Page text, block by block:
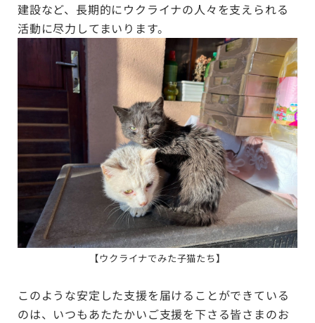
建設など、長期的にウクライナの人々を支えられる
活動に尽力してまいります。
【ウクライナでみた子猫たち】
このような安定した支援を届けることができている
のは、いつもあたたかいご支援を下さる皆さまのお